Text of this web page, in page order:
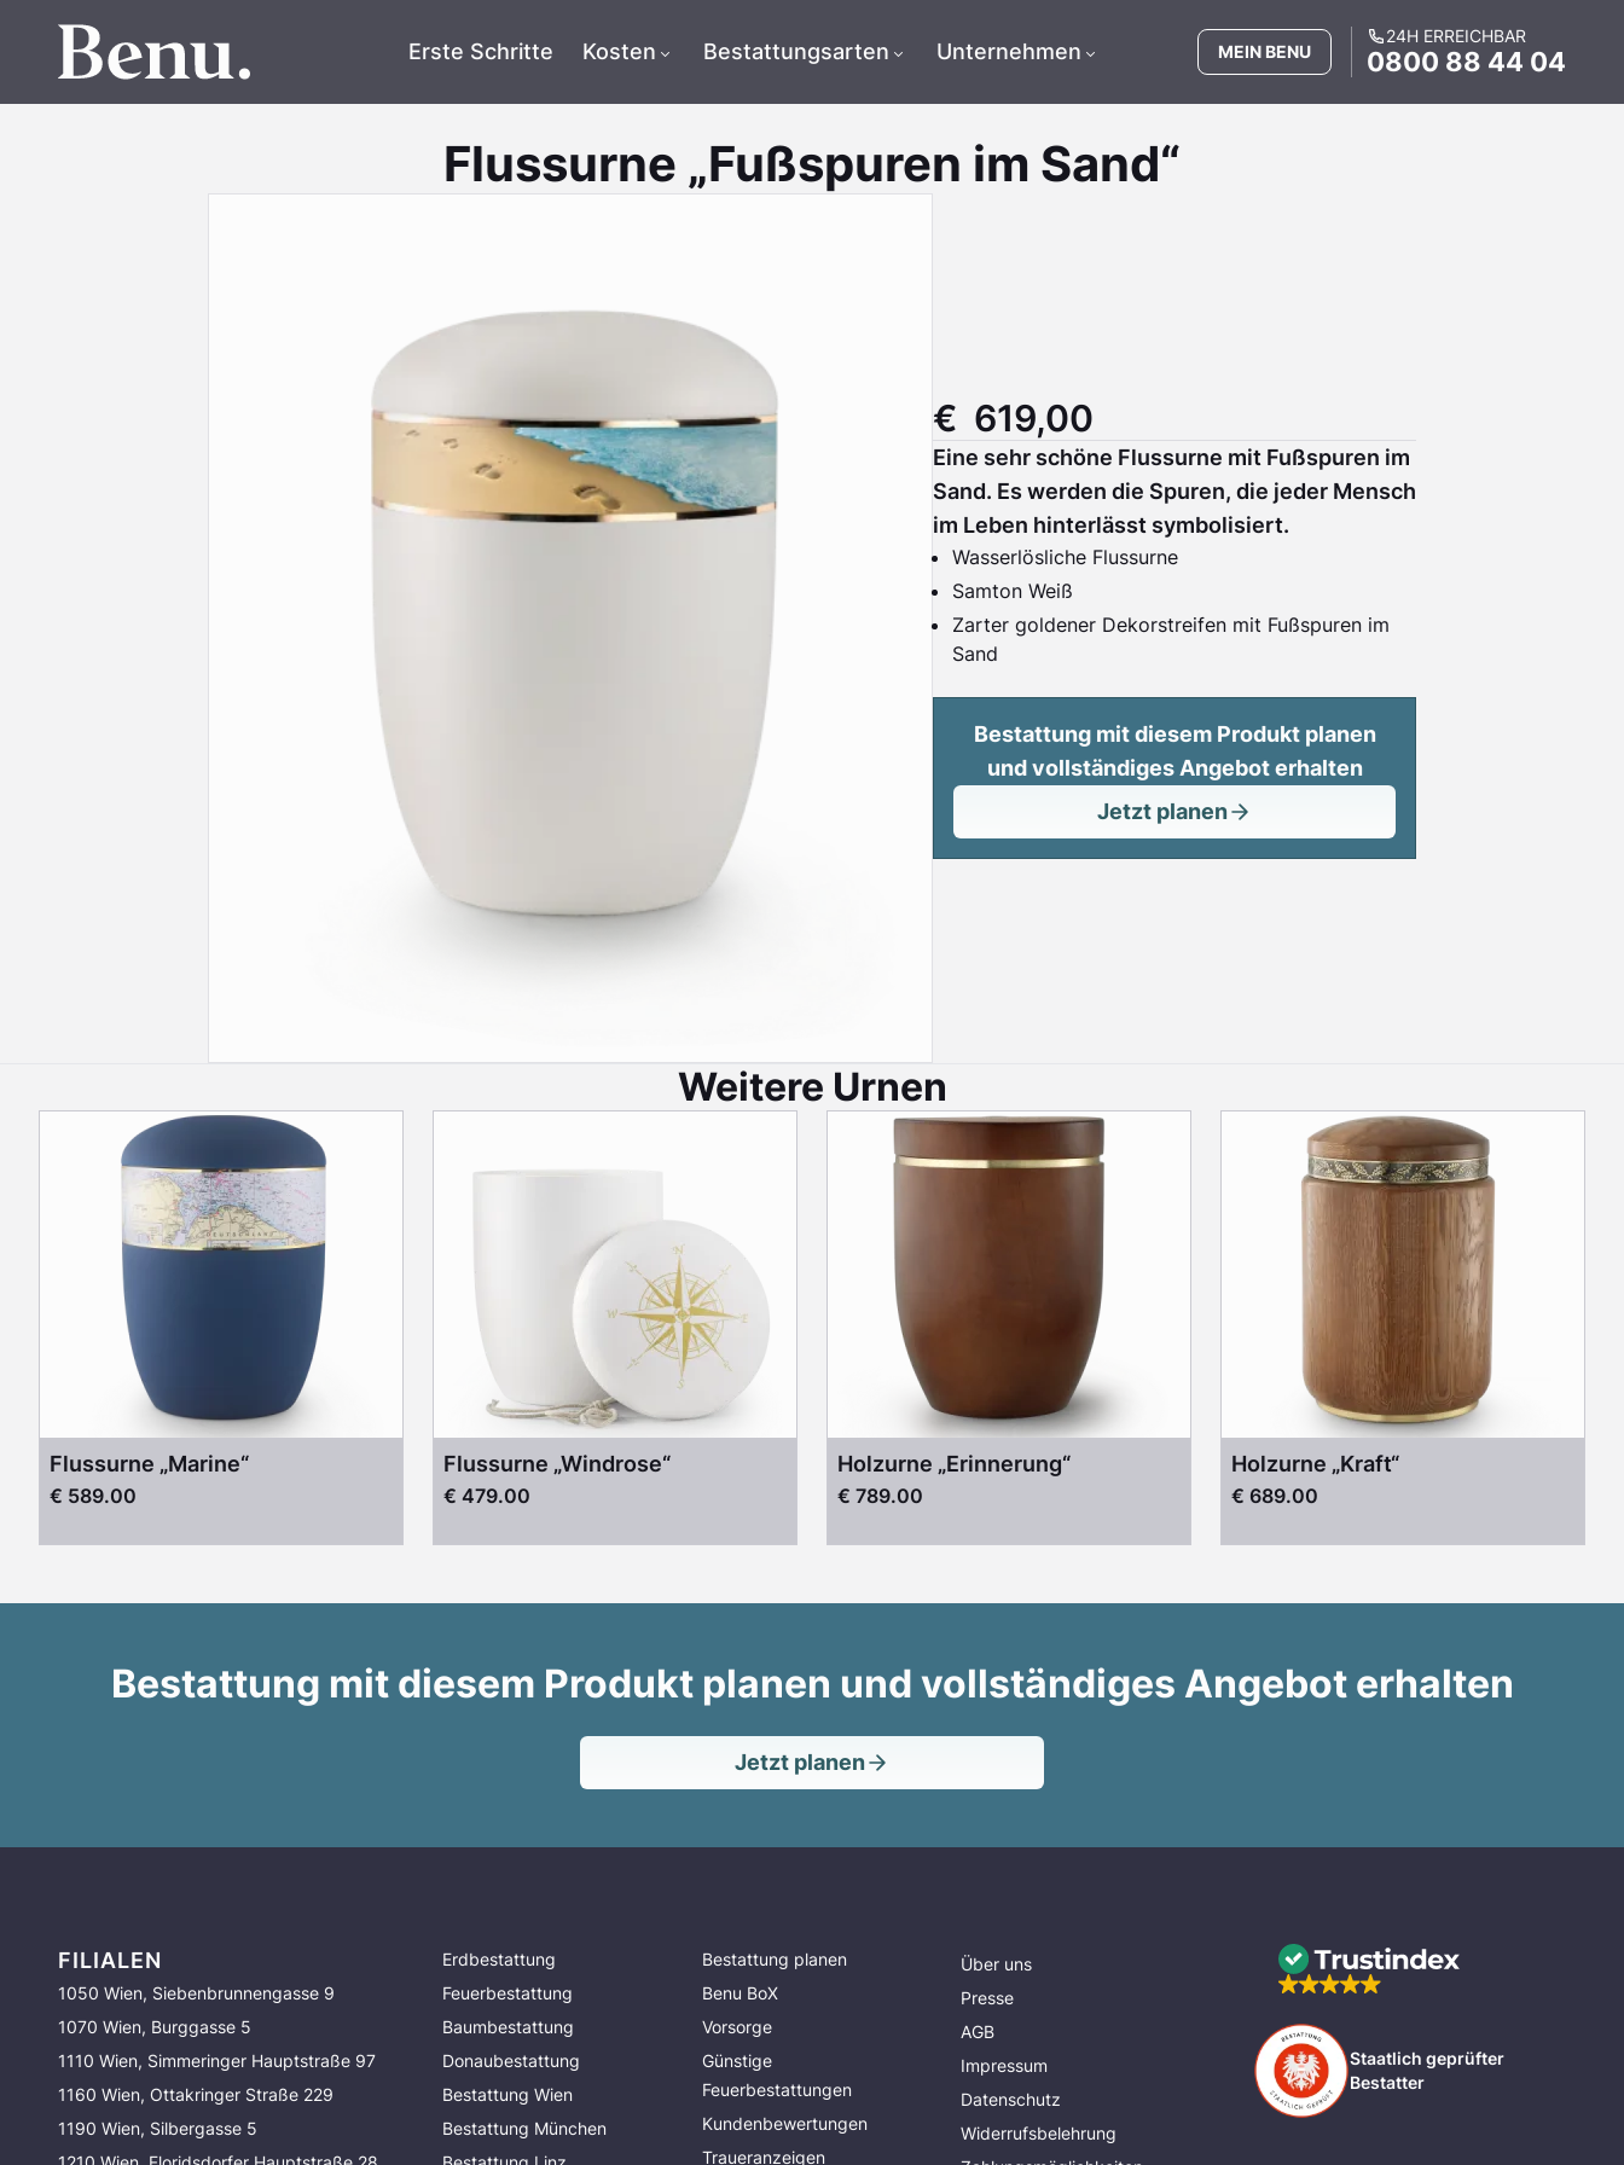
Erste Schritte Kosten Bestattungsarten Unternehmen MEIN BENU
24H ERREICHBAR
0800 88 44 04
Flussurne „Fußspuren im Sand“
€ 619,00
Eine sehr schöne Flussurne mit Fußspuren im
Sand. Es werden die Spuren, die jeder Mensch
im Leben hinterlässt symbolisiert.
Wasserlösliche Flussurne
Samton Weiß
Zarter goldener Dekorstreifen mit Fußspuren im
Sand
Bestattung mit diesem Produkt planen
und vollständiges Angebot erhalten
Jetzt planen
Weitere Urnen
Flussurne „Marine“
€ 589.00
Flussurne „Windrose“
€ 479.00
Holzurne „Erinnerung“
€ 789.00
Holzurne „Kraft“
€ 689.00
Bestattung mit diesem Produkt planen und vollständiges Angebot erhalten
Jetzt planen
FILIALEN
1050 Wien, Siebenbrunnengasse 9
1070 Wien, Burggasse 5
1110 Wien, Simmeringer Hauptstraße 97
1160 Wien, Ottakringer Straße 229
1190 Wien, Silbergasse 5
Erdbestattung
Feuerbestattung
Baumbestattung
Donaubestattung
Bestattung Wien
Bestattung München
Bestattung planen
Benu BoX
Vorsorge
Günstige
Feuerbestattungen
Kundenbewertungen
Traueranzeigen
Über uns
Presse
AGB
Impressum
Datenschutz
Widerrufsbelehrung
Staatlich geprüfter
Bestatter